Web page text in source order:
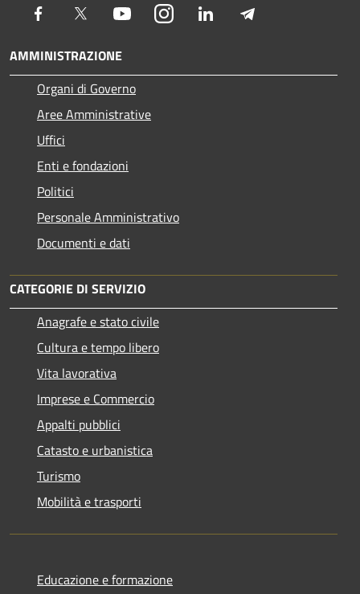
Facebook Twitter YoutubeInstagram LinkedIn
AMMINISTRAZIONE
Organi di Governo
Aree Amministrative
Uffici
Enti e fondazioni
Politici
Personale Amministrativo
Documenti e dati
CATEGORIE DI SERVIZIO
Anagrafe e stato civile
Cultura e tempo libero
Vita lavorativa
Imprese e Commercio
Appalti pubblici
Catasto e urbanistica
Turismo
Mobilità e trasporti
Educazione e formazione